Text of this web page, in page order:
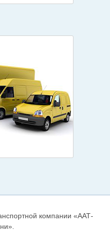
компании «ААТ-